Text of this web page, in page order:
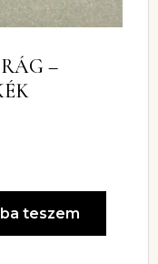
–
teszem